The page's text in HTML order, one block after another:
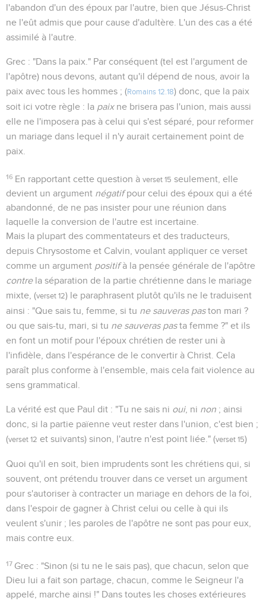
l'abandon d'un des époux par l'autre, bien que Jésus-Christ
ne l'eût admis que pour cause d'adultère. L'un des cas a été
assimilé à l'autre.
Grec : "Dans la paix." Par conséquent (tel est l'argument de
l'apôtre) nous devons, autant qu'il dépend de nous, avoir la
paix avec tous les hommes ; (Romains 12.18) donc, que la paix
soit ici votre règle : la paixne brisera pas l'union, mais aussi
elle ne l'imposera pas à celui qui s'est séparé, pour reformer
un mariage dans lequel il n'y aurait certainement point de
paix.
16 En rapportant cette question àverset 15 seulement, elle
devient un argument négatifpour celui des époux qui a été
abandonné, de ne pas insister pour une réunion dans
laquelle la conversion de l'autre est incertaine.
Mais la plupart des commentateurs et des traducteurs,
depuis Chrysostome et Calvin, voulant appliquer ce verset
comme un argument positifà la pensée générale de l'apôtre
contrela séparation de la partie chrétienne dans le mariage
mixte, (verset 12) le paraphrasent plutôt qu'ils ne le traduisent
ainsi : "Que sais tu, femme, si tu ne sauveras paston mari ?
ou que sais-tu, mari, si tu ne sauveras pasta femme ?" et ils
en font un motif pour l'époux chrétien de rester uni à
l'infidèle, dans l'espérance de le convertir à Christ. Cela
paraît plus conforme à l'ensemble, mais cela fait violence au
sens grammatical.
La vérité est que Paul dit : "Tu ne sais ni oui, ni non ; ainsi
donc, si la partie païenne veut rester dans l'union, c'est bien ;
(verset 12 et suivants) sinon, l'autre n'est point liée." (verset 15)
Quoi qu'il en soit, bien imprudents sont les chrétiens qui, si
souvent, ont prétendu trouver dans ce verset un argument
pour s'autoriser à contracter un mariage en dehors de la foi,
dans l'espoir de gagner à Christ celui ou celle à qui ils
veulent s'unir ; les paroles de l'apôtre ne sont pas pour eux,
mais contre eux.
17 Grec : "Sinon (si tu ne le sais pas), que chacun, selon que
Dieu lui a fait son partage, chacun, comme le Seigneur l'a
appelé, marche ainsi !" Dans toutes les choses extérieures